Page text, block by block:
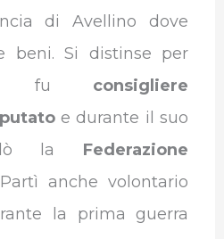
di Avellino dove
beni. Si distinse per
fu consigliere
e durante il suo
la Federazione
anche volontario
la prima guerra